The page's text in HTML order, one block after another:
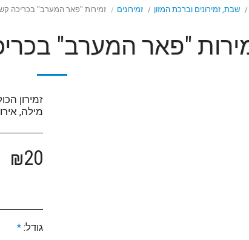
שבת, זמירונים וברכת המזון זמירונים זמירות "פאר המערב" בכריכה
"פאר המערב"
זמירון
מילה,
₪20
גודל: *